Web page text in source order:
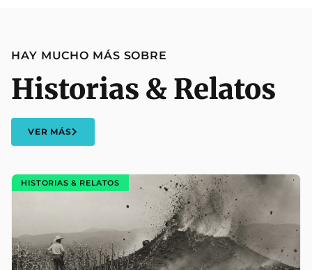
HAY MUCHO MÁS SOBRE
Historias & Relatos
VER MÁS
HISTORIAS & RELATOS